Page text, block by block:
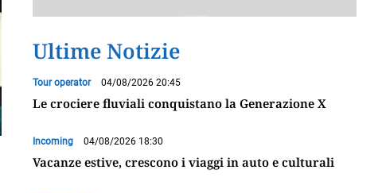
Ultime Notizie
Tour operator 04/08/2026 20:45
Le crociere fluviali conquistano la Generazione X
Incoming 04/08/2026 18:30
Vacanze estive, crescono i viaggi in auto e culturali